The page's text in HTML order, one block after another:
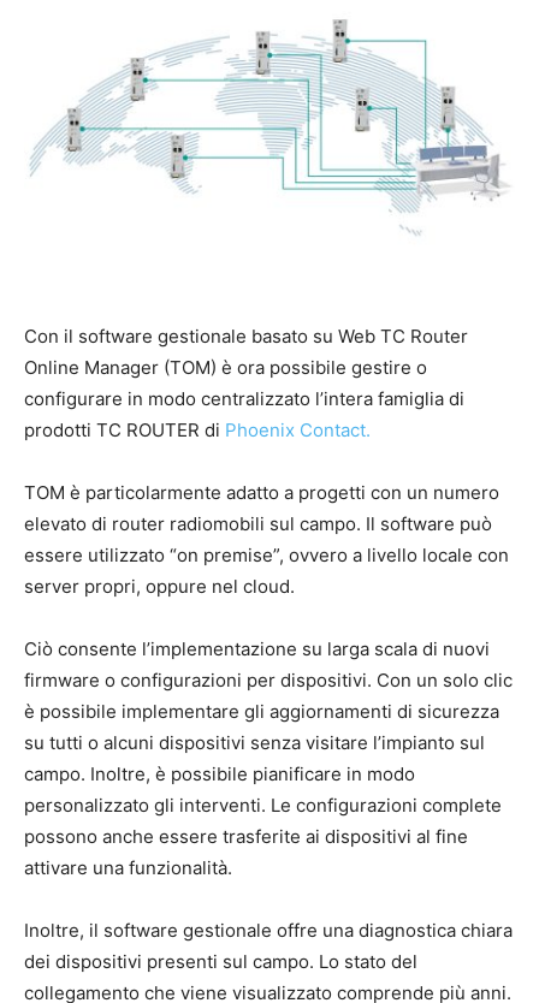
Con il software gestionale basato su Web TC Router
Online Manager (TOM) è ora possibile gestire o
configurare in modo centralizzato l’intera famiglia di
prodotti TC ROUTER di Phoenix Contact.
TOM è particolarmente adatto a progetti con un numero
elevato di router radiomobili sul campo. Il software può
essere utilizzato “on premise”, ovvero a livello locale con
server propri, oppure nel cloud.
Ciò consente l’implementazione su larga scala di nuovi
firmware o configurazioni per dispositivi. Con un solo clic
è possibile implementare gli aggiornamenti di sicurezza
su tutti o alcuni dispositivi senza visitare l’impianto sul
campo. Inoltre, è possibile pianificare in modo
personalizzato gli interventi. Le configurazioni complete
possono anche essere trasferite ai dispositivi al fine
attivare una funzionalità.
Inoltre, il software gestionale offre una diagnostica chiara
dei dispositivi presenti sul campo. Lo stato del
collegamento che viene visualizzato comprende più anni.